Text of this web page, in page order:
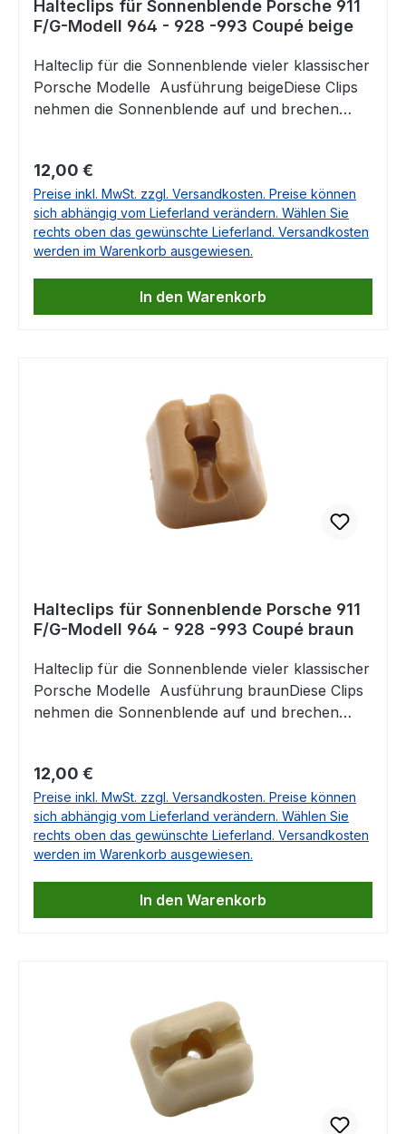
Halteclips für Sonnenblende Porsche 911
F/G-Modell 964 - 928 -993 Coupé beige
Halteclip für die Sonnenblende vieler klassischer
Porsche Modelle Ausführung beigeDiese Clips
nehmen die Sonnenblende auf und brechen
für Porsche 911 F-ModellPorsche 911 G-
ModellPorsche 928Porsche 964Porsche
993ACHTUNG: Dieser Clip passt nur in die
Coupés! 1 Set = 2 Stück Vergleichbar mit
Artikel 91173133100911 731 331 00911.731.331.00
Regulärer Preis:
12,00 €
Preise inkl. MwSt. zzgl. Versandkosten. Preise können
sich abhängig vom Lieferland verändern. Wählen Sie
rechts oben das gewünschte Lieferland. Versandkosten
werden im Warenkorb ausgewiesen.
In den Warenkorb
Halteclips für Sonnenblende Porsche 911
F/G-Modell 964 - 928 -993 Coupé braun
Halteclip für die Sonnenblende vieler klassischer
Porsche Modelle Ausführung braunDiese Clips
nehmen die Sonnenblende auf und brechen
für Porsche 911 F-ModellPorsche 911 G-
ModellPorsche 928Porsche 964Porsche
993ACHTUNG: Dieser Clip passt nur in die
Coupés! 1 Set = 2 Stück Vergleichbar mit
Artikel 91173133100911 731 331 00911.731.331.00
Regulärer Preis:
12,00 €
Preise inkl. MwSt. zzgl. Versandkosten. Preise können
sich abhängig vom Lieferland verändern. Wählen Sie
rechts oben das gewünschte Lieferland. Versandkosten
werden im Warenkorb ausgewiesen.
In den Warenkorb